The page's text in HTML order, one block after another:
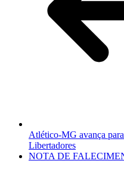
Atlético-MG avança
Libertadores
NOTA DE